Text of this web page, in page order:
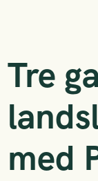
Tre
med